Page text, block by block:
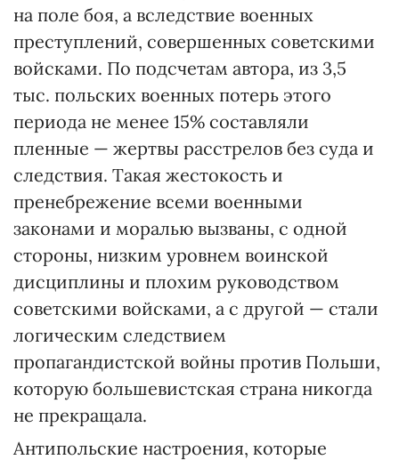
на поле боя, а вследствие военных
преступлений, совершенных советскими
войсками. По подсчетам автора, из 3,5
тыс. польских военных потерь этого
периода не менее 15% составляли
пленные — жертвы расстрелов без суда и
следствия. Такая жестокость и
пренебрежение всеми военными
законами и моралью вызваны, с одной
стороны, низким уровнем воинской
дисциплины и плохим руководством
советскими войсками, а с другой — стали
логическим следствием
пропагандистской войны против Польши,
которую большевистская страна никогда
не прекращала.
Антипольские настроения, которые